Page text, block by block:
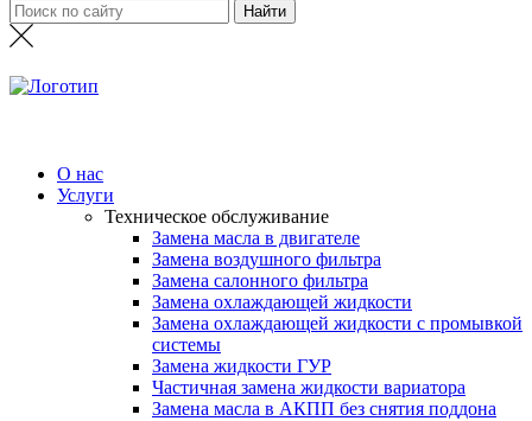
О нас
Услуги
Техническое обслуживание
Замена масла в двигателе
Замена воздушного фильтра
Замена салонного фильтра
Замена охлаждающей жидкости
Замена охлаждающей жидкости с промывкой
системы
Замена жидкости ГУР
Частичная замена жидкости вариатора
Замена масла в АКПП без снятия поддона